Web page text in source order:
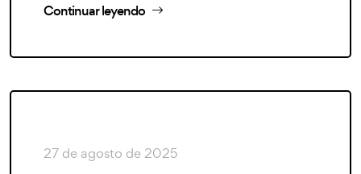
Continuar leyendo
27 de agosto de 2025